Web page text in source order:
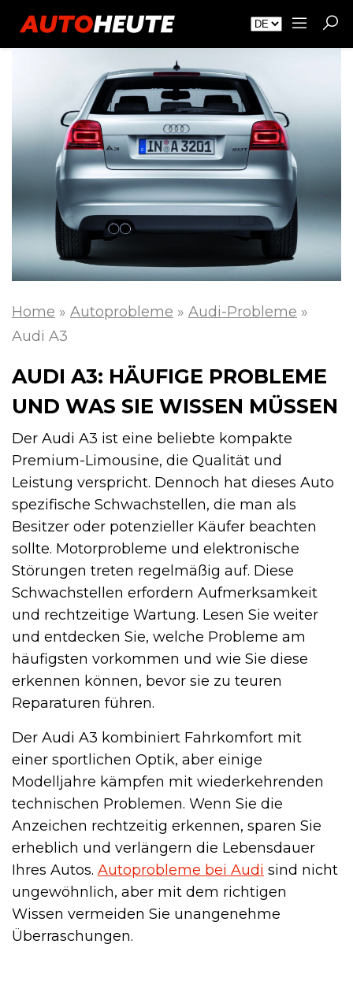
Home » Autoprobleme » Audi-Probleme »
Audi A3
AUDI A3: HÄUFIGE PROBLEME
UND WAS SIE WISSEN MÜSSEN
Der Audi A3 ist eine beliebte kompakte
Premium-Limousine, die Qualität und
Leistung verspricht. Dennoch hat dieses Auto
spezifische Schwachstellen, die man als
Besitzer oder potenzieller Käufer beachten
sollte. Motorprobleme und elektronische
Störungen treten regelmäßig auf. Diese
Schwachstellen erfordern Aufmerksamkeit
und rechtzeitige Wartung. Lesen Sie weiter
und entdecken Sie, welche Probleme am
häufigsten vorkommen und wie Sie diese
erkennen können, bevor sie zu teuren
Reparaturen führen.
Der Audi A3 kombiniert Fahrkomfort mit
einer sportlichen Optik, aber einige
Modelljahre kämpfen mit wiederkehrenden
technischen Problemen. Wenn Sie die
Anzeichen rechtzeitig erkennen, sparen Sie
erheblich und verlängern die Lebensdauer
Ihres Autos. Autoprobleme bei Audi sind nicht
ungewöhnlich, aber mit dem richtigen
Wissen vermeiden Sie unangenehme
Überraschungen.